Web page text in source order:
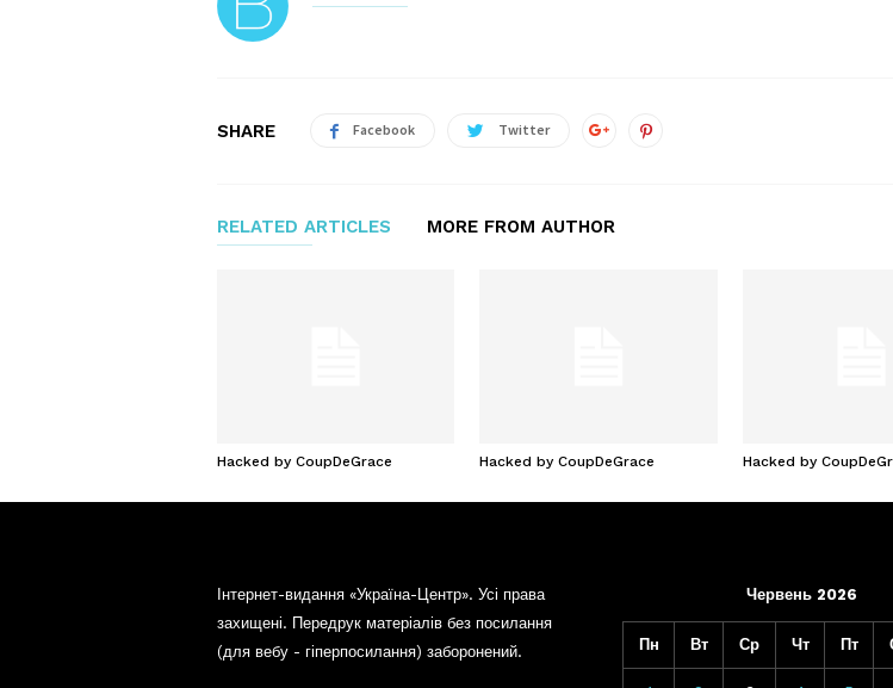
SHARE Facebook Twitter
RELATED ARTICLES MORE FROM AUTHOR
Hacked by CoupDeGrace Hacked by CoupDeGrace Hacked by
Інтернет-видання «Україна-Центр». Усі права
захищені. Передрук матеріалів без посилання
(для вебу - гіперпосилання) заборонений.
Червень 2026
Пн Вт Ср Чт Пт